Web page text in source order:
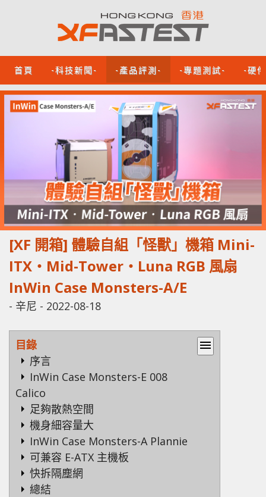
首頁 -科技新聞- -產品評測- -專題測試- -硬
[XF 開箱] 體驗自組「怪獸」機箱 Mini-
ITX‧Mid-Tower‧Luna RGB 風扇
InWin Case Monsters-A/E
- 辛尼 - 2022-08-18
目錄
menu
序言
InWin Case Monsters-E 008
Calico
足夠散熱空間
機身細容量大
InWin Case Monsters-A Plannie
可兼容 E-ATX 主機板
快拆隔塵網
總結